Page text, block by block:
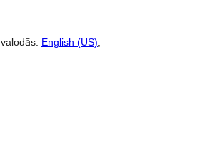
English (US)